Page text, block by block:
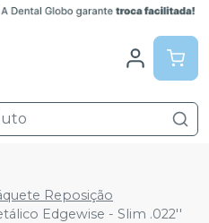
Reposição
Edgewise - Slim .022''